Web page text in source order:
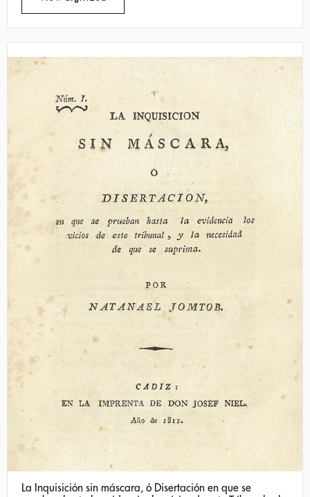
La Inquisición sin máscara, ó Disertación en que se